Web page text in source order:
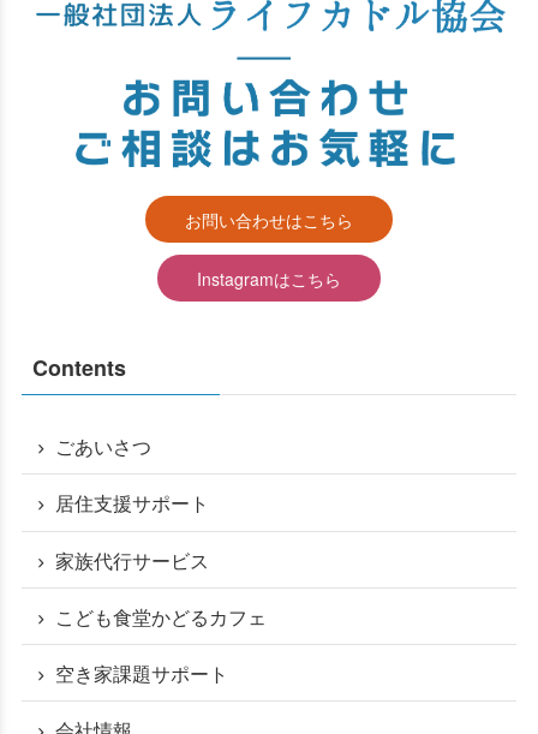
お問い合わせはこちら
Instagramはこちら
Contents
ごあいさつ
居住支援サポート
家族代行サービス
こども食堂かどるカフェ
空き家課題サポート